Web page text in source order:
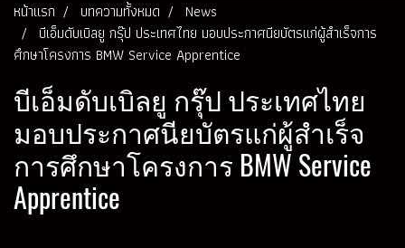
หน้าแรก บทความทั้งหมด
News
บีเอ็มดับเบิลยู กรุ๊ป ประเทศไทย มอบประกาศนียบัตรแก่ผู้สำเร็จการ
ศึกษาโครงการ BMW Service Apprentice
บีเอ็มดับเบิลยู กรุ๊ป ประเทศไทย
มอบประกาศนียบัตรแก่ผู้สำเร็จ
การศึกษาโครงการ BMW Service
Apprentice